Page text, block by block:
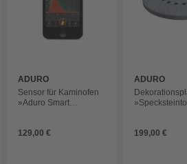
ADURO
Sensor für Kaminofen
»Aduro Smart
129,00 €
ADURO
199,00 €